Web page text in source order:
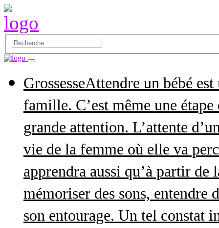
GrossesseAttendre un bébé
famille. C’est même une
grande attention. L’attente
vie de la femme où elle va
apprendra aussi qu’à partir
mémoriser des sons, entendre
son entourage. Un tel constat